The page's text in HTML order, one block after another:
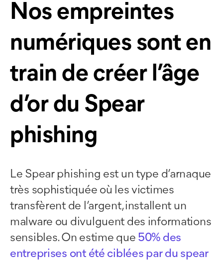
Nos empreintes
numériques sont en
train de créer l’âge
d’or du Spear
phishing
Le Spear phishing est un type d’arnaque
très sophistiquée où les victimes
transfèrent de l’argent, installent un
malware ou divulguent des informations
sensibles. On estime que 50% des
entreprises ont été ciblées par du spear